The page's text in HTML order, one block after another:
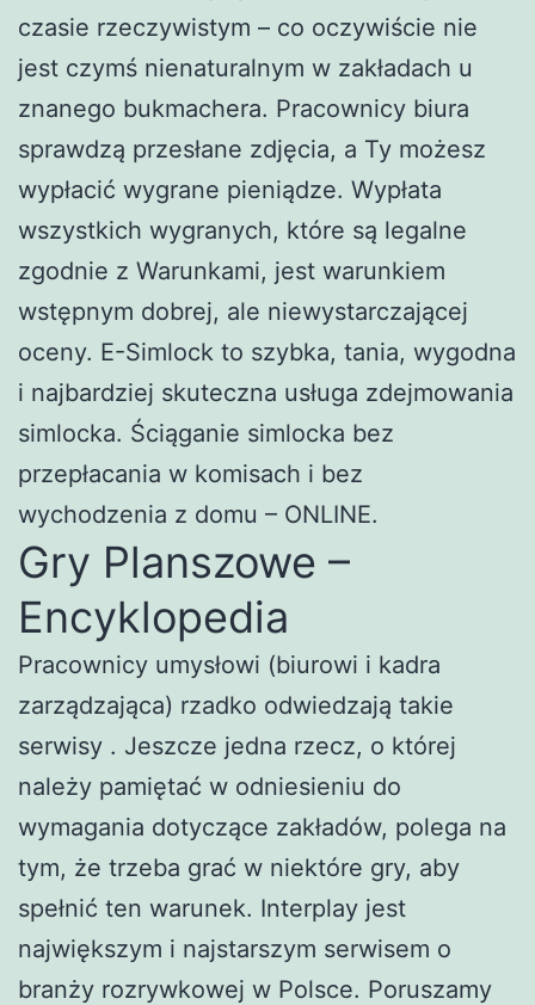
czasie rzeczywistym – co oczywiście nie
jest czymś nienaturalnym w zakładach u
znanego bukmachera. Pracownicy biura
sprawdzą przesłane zdjęcia, a Ty możesz
wypłacić wygrane pieniądze. Wypłata
wszystkich wygranych, które są legalne
zgodnie z Warunkami, jest warunkiem
wstępnym dobrej, ale niewystarczającej
oceny. E-Simlock to szybka, tania, wygodna
i najbardziej skuteczna usługa zdejmowania
simlocka. Ściąganie simlocka bez
przepłacania w komisach i bez
wychodzenia z domu – ONLINE.
Gry Planszowe –
Encyklopedia
Pracownicy umysłowi (biurowi i kadra
zarządzająca) rzadko odwiedzają takie
serwisy . Jeszcze jedna rzecz, o której
należy pamiętać w odniesieniu do
wymagania dotyczące zakładów, polega na
tym, że trzeba grać w niektóre gry, aby
spełnić ten warunek. Interplay jest
największym i najstarszym serwisem o
branży rozrywkowej w Polsce. Poruszamy